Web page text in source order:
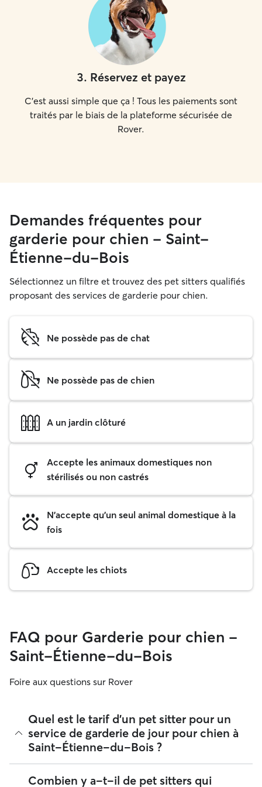
3. Réservez et payez
C'est aussi simple que ça ! Tous les paiements sont
traités par le biais de la plateforme sécurisée de
Rover.
Demandes fréquentes pour
garderie pour chien - Saint-
Étienne-du-Bois
Sélectionnez un filtre et trouvez des pet sitters qualifiés
proposant des services de garderie pour chien.
Ne possède pas de chat
Ne possède pas de chien
A un jardin clôturé
Accepte les animaux domestiques non
stérilisés ou non castrés
N'accepte qu'un seul animal domestique à la
fois
Accepte les chiots
FAQ pour Garderie pour chien -
Saint-Étienne-du-Bois
Foire aux questions sur Rover
Quel est le tarif d'un pet sitter pour un
service de garderie de jour pour chien à
Saint-Étienne-du-Bois ?
Sur Rover, les pet sitters sont libres de fixer leurs propres
Combien y a-t-il de pet sitters qui